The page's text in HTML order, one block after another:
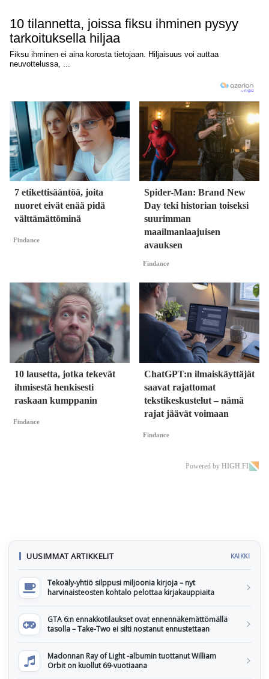
7 etikettisääntöä, joita
nuoret eivät enää pidä
välttämättöminä
Findance
Spider-Man: Brand New
Day teki historian toiseksi
suurimman
maailmanlaajuisen
avauksen
Findance
10 lausetta, jotka tekevät
ihmisestä henkisesti
raskaan kumppanin
Findance
ChatGPT:n ilmaiskäyttäjät
saavat rajattomat
tekstikeskustelut – nämä
rajat jäävät voimaan
Findance
Powered by HIGH.FI
UUSIMMAT ARTIKKELIT KAIKKI
Tekoäly-yhtiö silppusi miljoonia kirjoja – nyt
harvinaisteosten kohtalo pelottaa kirjakauppiaita
GTA 6:n ennakkotilaukset ovat ennennäkemättömällä
tasolla – Take-Two ei silti nostanut ennustettaan
Madonnan Ray of Light -albumin tuottanut William
Orbit on kuollut 69-vuotiaana